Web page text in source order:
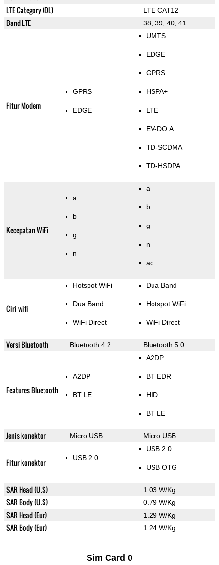
LTE Category (DL) LTE CAT12
Band LTE 38, 39, 40, 41
Fitur Modem
GPRS
EDGE
UMTS
EDGE
GPRS
HSPA+
LTE
EV-DO A
TD-SCDMA
TD-HSDPA
Kecepatan WiFi
a
b
g
n
a
b
g
n
ac
Ciri wifi
Hotspot WiFi
Dua Band
WiFi Direct
Dua Band
Hotspot WiFi
WiFi Direct
Versi Bluetooth Bluetooth 4.2 Bluetooth 5.0
Features Bluetooth
A2DP
BT LE
A2DP
BT EDR
HID
BT LE
Jenis konektor Micro USB Micro USB
Fitur konektor USB 2.0
USB 2.0
USB OTG
SAR Head (U.S) 1.03 W/Kg
SAR Body (U.S) 0.79 W/Kg
SAR Head (Eur) 1.29 W/Kg
SAR Body (Eur) 1.24 W/Kg
Sim Card 0